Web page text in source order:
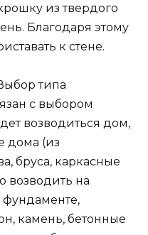
из твердого
Благодаря этому
к стене.
типа
с выбором
возводиться дом,
дома (из
бруса, каркасные
на
фундаменте,
камень, бетонные